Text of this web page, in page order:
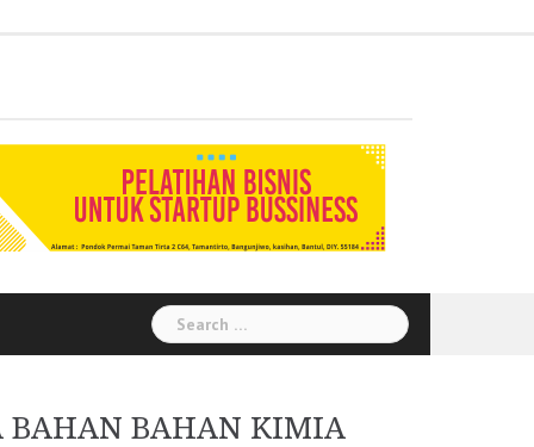
Search
for:
BAHAN BAHAN KIMIA